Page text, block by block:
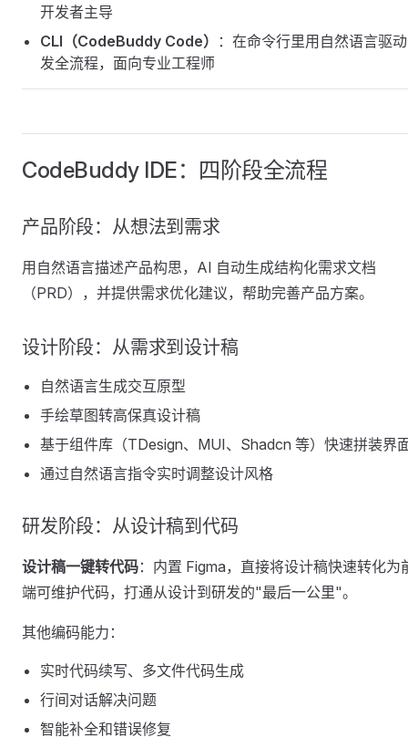
开发者主导
CLI（CodeBuddy Code）
：在命令行里用自然语言驱
发全流程，面向专业工程师
CodeBuddy IDE：四阶段全流程
产品阶段：从想法到需求
用自然语言描述产品构思，AI 自动生成结构化需求文档
（PRD），并提供需求优化建议，帮助完善产品方案。
设计阶段：从需求到设计稿
自然语言生成交互原型
手绘草图转高保真设计稿
基于组件库（TDesign、MUI、Shadcn 等）快速拼装界
通过自然语言指令实时调整设计风格
研发阶段：从设计稿到代码
设计稿一键转代码：内置 Figma，直接将设计稿快速转化为
端可维护代码，打通从设计到研发的"最后一公里"。
其他编码能力：
实时代码续写、多文件代码生成
行间对话解决问题
智能补全和错误修复